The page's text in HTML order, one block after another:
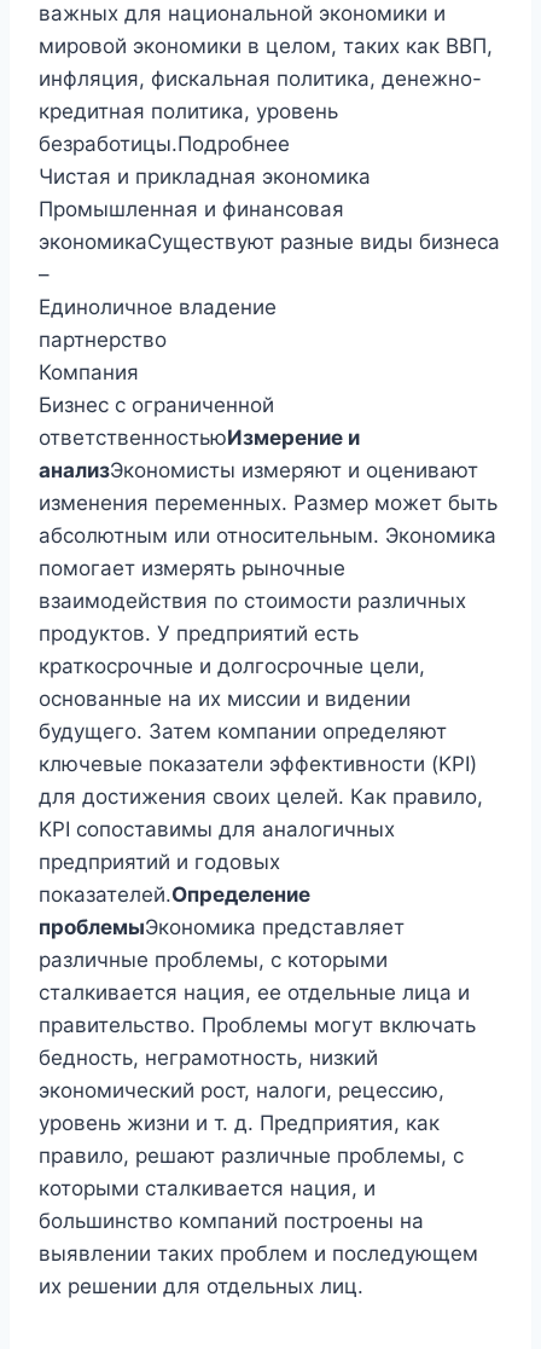
важных для национальной экономики и
мировой экономики в целом, таких как ВВП,
инфляция, фискальная политика, денежно-
кредитная политика, уровень
безработицы.Подробнее
Чистая и прикладная экономика
Промышленная и финансовая
экономикаСуществуют разные виды бизнеса
–
Единоличное владение
партнерство
Компания
Бизнес с ограниченной
ответственностьюИзмерение и
анализЭкономисты измеряют и оценивают
изменения переменных. Размер может быть
абсолютным или относительным. Экономика
помогает измерять рыночные
взаимодействия по стоимости различных
продуктов. У предприятий есть
краткосрочные и долгосрочные цели,
основанные на их миссии и видении
будущего. Затем компании определяют
ключевые показатели эффективности (KPI)
для достижения своих целей. Как правило,
KPI сопоставимы для аналогичных
предприятий и годовых
показателей.Определение
проблемыЭкономика представляет
различные проблемы, с которыми
сталкивается нация, ее отдельные лица и
правительство. Проблемы могут включать
бедность, неграмотность, низкий
экономический рост, налоги, рецессию,
уровень жизни и т. д. Предприятия, как
правило, решают различные проблемы, с
которыми сталкивается нация, и
большинство компаний построены на
выявлении таких проблем и последующем
их решении для отдельных лиц.